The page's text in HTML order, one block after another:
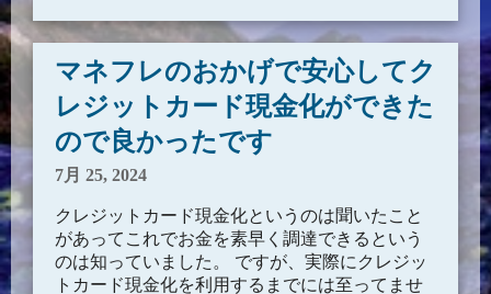
マネフレのおかげで安心してク
レジットカード現金化ができた
ので良かったです
7月 25, 2024
クレジットカード現金化というのは聞いたこと
があってこれでお金を素早く調達できるという
のは知っていました。 ですが、実際にクレジッ
トカード現金化を利用するまでには至ってませ